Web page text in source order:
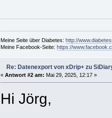
Meine Seite über Diabetes: http://
Meine Facebook-Seite: https://
Re: Datenexport von xDrip+ zu
« Antwort #2 am: Mai 29, 2025, 12:17 »
Hi Jörg,